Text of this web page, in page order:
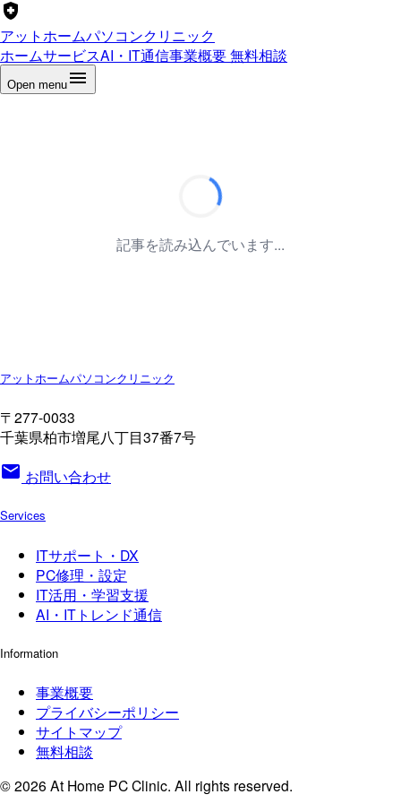
アットホームパソコンクリニック
ホームサービスAI・IT通信事業概要無料相談
Open menu
記事を読み込んでいます...
アットホームパソコンクリニック
〒277-0033
千葉県柏市増尾八丁目37番7号
mail お問い合わせ
Services
ITサポート・DX
PC修理・設定
IT活用・学習支援
AI・ITトレンド通信
Information
事業概要
プライバシーポリシー
サイトマップ
無料相談
© 2026 At Home PC Clinic. All rights reserved.